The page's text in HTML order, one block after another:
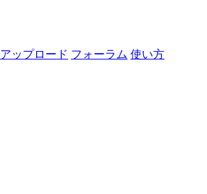
アップロード フォーラム 使い方